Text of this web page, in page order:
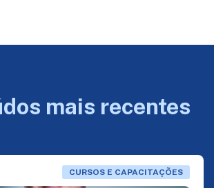
mais recentes
CURSOS E CAPACITAÇÕES